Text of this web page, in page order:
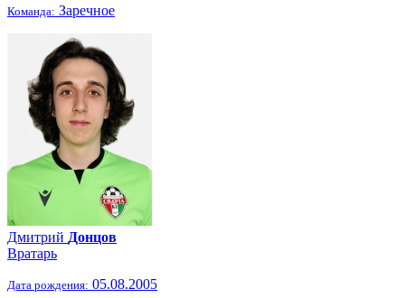
Команда: Заречное
Дмитрий Донцов
Вратарь
Дата рождения: 05.08.2005